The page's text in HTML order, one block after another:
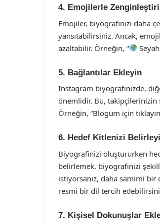
4. Emojilerle
Emojiler, biyografinizi daha
yansıtabilirsiniz. Ancak,
azaltabilir. Örneğin, “
5. Bağlantılar Ekleyin
Instagram biyografinizde,
önemlidir. Bu, takipçilerinizin
Örneğin, “Blogum için
6. Hedef Kitlenizi
Biyografinizi oluştururken
belirlemek, biyografinizi
istiyorsanız, daha samimi
resmi bir dil tercih
7. Kişisel Dokunuşlar